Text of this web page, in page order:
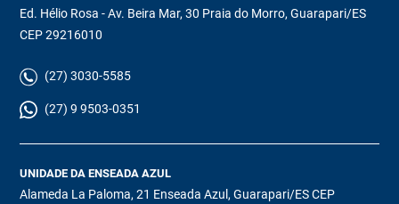
Ed. Hélio Rosa - Av. Beira Mar, 30 Praia do Morro, Guarapari/ES
CEP 29216010
(27) 3030-5585
(27) 9 9503-0351
UNIDADE DA ENSEADA AZUL
Alameda La Paloma, 21 Enseada Azul, Guarapari/ES CEP